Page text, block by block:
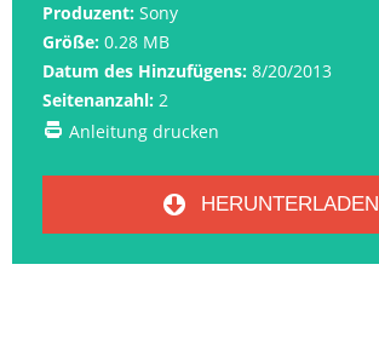
Produzent: Sony
Größe: 0.28 MB
Datum des Hinzufügens: 8/20/2013
Seitenanzahl: 2
Anleitung drucken
HERUNTERLADEN